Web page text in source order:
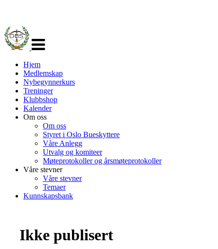
navigasjon
Hjem
Medlemskap
Nybegynnerkurs
Treninger
Klubbshop
Kalender
Om oss
Om oss
Styret i Oslo Bueskyttere
Våre Anlegg
Utvalg og komiteer
Møteprotokoller og årsmøteprotokoller
Våre stevner
Våre stevner
Temaer
Kunnskapsbank
Ikke publisert